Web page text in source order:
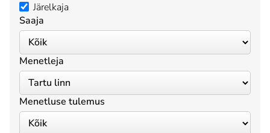
Järelkaja
Saaja
Menetleja
Menetluse tulemus